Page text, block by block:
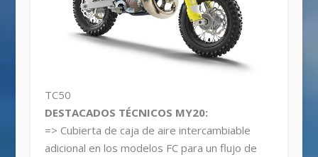
TC50
DESTACADOS TÉCNICOS MY20:
=> Cubierta de caja de aire intercambiable
adicional en los modelos FC para un flujo de